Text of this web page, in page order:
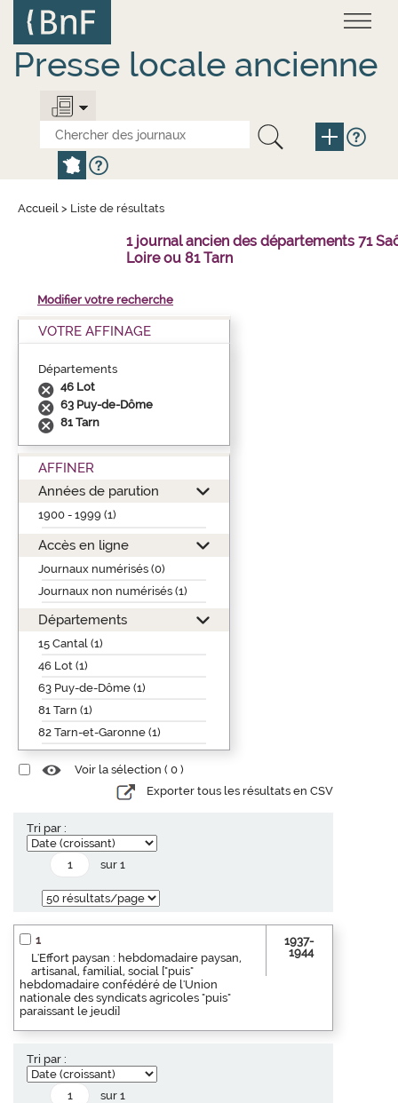
contenu
principal
Presse locale ancienne
Accueil > Liste de résultats
1 journal ancien des départements 71
Loire ou 81 Tarn
Modifier votre recherche
VOTRE AFFINAGE
Départements
46 Lot
63 Puy-de-Dôme
81 Tarn
AFFINER
Années de parution
1900 - 1999 (1)
Accès en ligne
Journaux numérisés (0)
Journaux non numérisés (1)
Départements
15 Cantal (1)
46 Lot (1)
63 Puy-de-Dôme (1)
81 Tarn (1)
82 Tarn-et-Garonne (1)
Voir la sélection ( 0 )
Exporter tous les résultats en CSV
Tri par :
sur 1
1
L'Effort paysan : hebdomadaire paysan,
artisanal, familial, social ["puis"
hebdomadaire confédéré de l'Union
nationale des syndicats agricoles "puis"
paraissant le jeudi]
1937-
1944
Tri par :
sur 1
Panneau de gestion des cookies